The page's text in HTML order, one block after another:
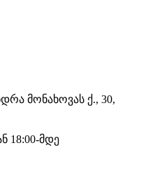
მონახოვას ქ., 30,
18:00-მდე